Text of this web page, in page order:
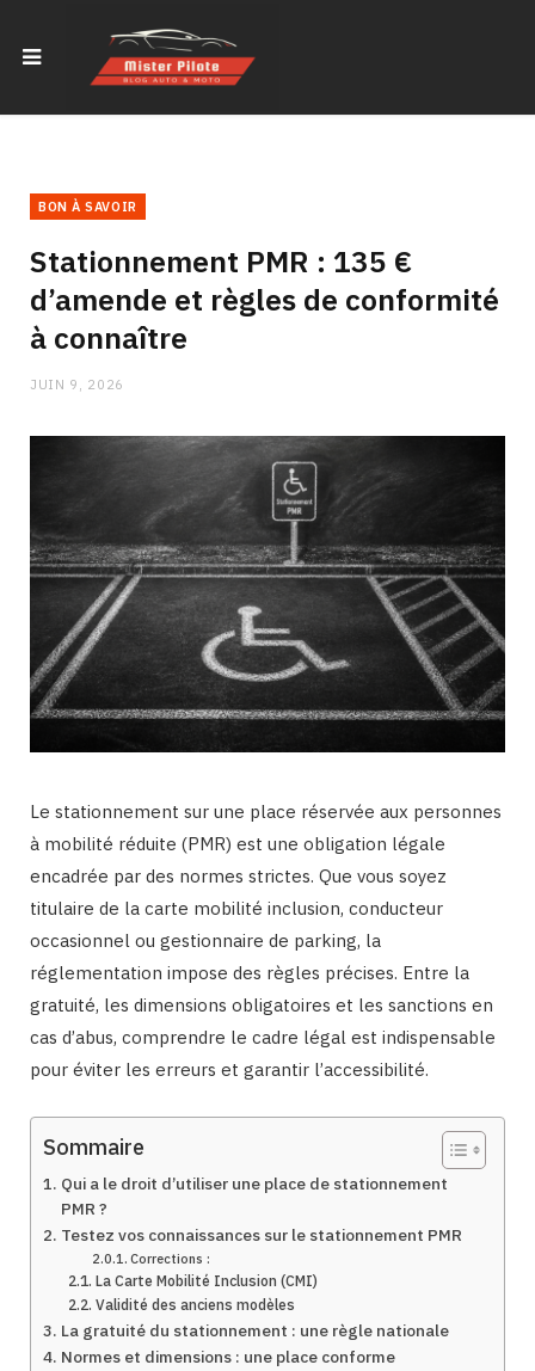
BON À SAVOIR
Stationnement PMR : 135 €
d’amende et règles de conformité
à connaître
JUIN 9, 2026
Le stationnement sur une place réservée aux personnes
à mobilité réduite (PMR) est une obligation légale
encadrée par des normes strictes. Que vous soyez
titulaire de la carte mobilité inclusion, conducteur
occasionnel ou gestionnaire de parking, la
réglementation impose des règles précises. Entre la
gratuité, les dimensions obligatoires et les sanctions en
cas d’abus, comprendre le cadre légal est indispensable
pour éviter les erreurs et garantir l’accessibilité.
Sommaire
Qui a le droit d’utiliser une place de stationnement
PMR ?
Testez vos connaissances sur le stationnement PMR
Corrections :
La Carte Mobilité Inclusion (CMI)
Validité des anciens modèles
La gratuité du stationnement : une règle nationale
Normes et dimensions : une place conforme